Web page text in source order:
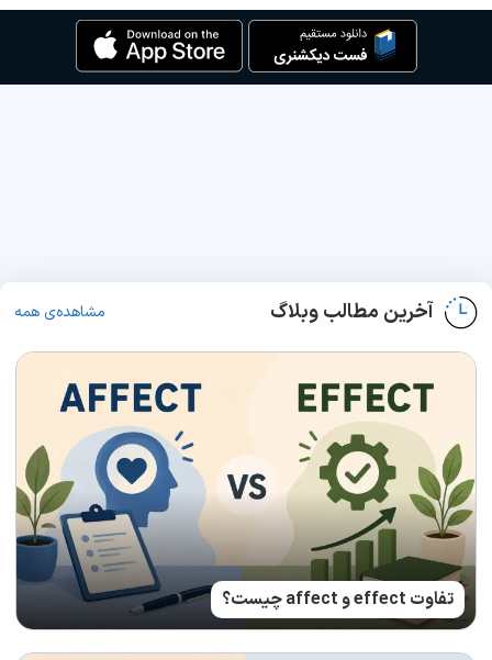
آخرین مطالب وبلاگ مشاهده‌ی همه
تفاوت effect و affect چیست؟